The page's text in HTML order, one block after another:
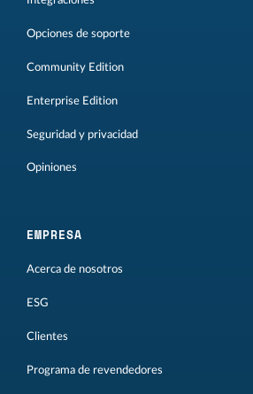
Opciones de soporte
Community Edition
Enterprise Edition
Seguridad y privacidad
Opiniones
EMPRESA
Acerca de nosotros
ESG
Clientes
Programa de revendedores